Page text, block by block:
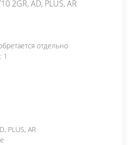
2GR, AD, PLUS, AR
отдельно
: 1
PLUS, AR